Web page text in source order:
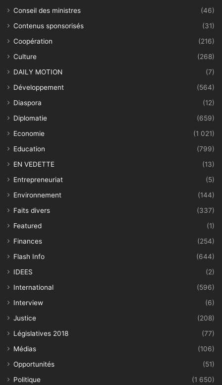
Conseil des ministres
(46)
Contenus sponsorisés
(31)
Coopération
(216)
Culture
(268)
DAILY MOTION
(7)
Développement
(564)
Diaspora
(12)
Diplomatie
(659)
Economie
(1 021)
Education
(799)
EN VEDETTE
(13)
Entrepreneuriat
(5)
Environnement
(144)
Faits divers
(337)
Featured
(1)
Finances
(254)
Flash Info
(644)
IDEES
(2)
International
(596)
Interview
(6)
Justice
(208)
Législatives 2018
(77)
Médias
(106)
Opportunités
(51)
Politique
(1 650)